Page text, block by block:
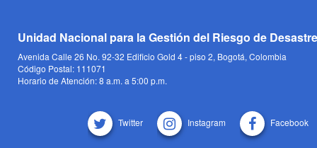
Unidad Nacional para la Gestión del Riesgo de
Avenida Calle 26 No. 92-32 Edificio Gold 4 - piso 2, Bogotá, Colombia
Código Postal: 111071
Horario de Atención: 8 a.m. a 5:00 p.m.
Twitter Instagram Facebook